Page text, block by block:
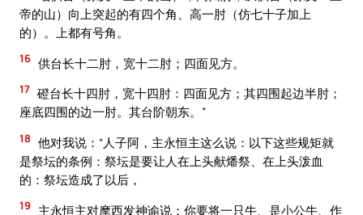
帝的山）向上突起的有四个角、高一肘（仿七十子加上
的）。上都有号角。
16 供台长十二肘，宽十二肘；四面见方。
17 磴台长十四肘，宽十四肘：四面见方；其四围起边半肘；
座底四围的边一肘。其台阶朝东。”
18 他对我说：“人子阿，主永恒主这么说：以下这些规矩就
是祭坛的条例：祭坛是要让人在上头献燔祭、在上头泼血
的：祭坛造成了以后，
19 主永恒主对摩西发神谕说：你要将一只牛、是小公牛、作